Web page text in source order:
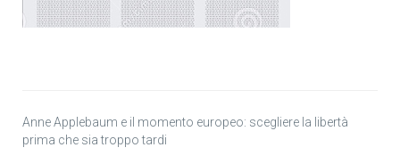
Anne Applebaum e il momento europeo: scegliere la libertà
prima che sia troppo tardi